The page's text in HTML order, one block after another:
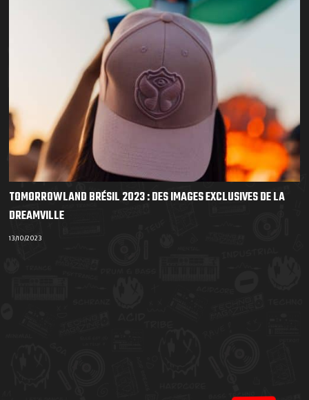
TOMORROWLAND BRÉSIL 2023 : DES IMAGES EXCLUSIVES DE LA
DREAMVILLE
13/10/2023